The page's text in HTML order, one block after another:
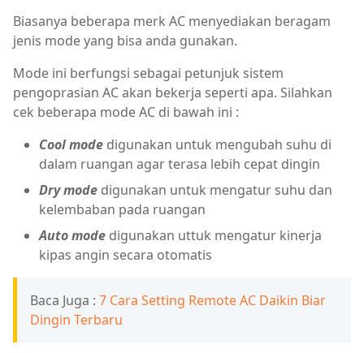
Biasanya beberapa merk AC menyediakan beragam
jenis mode yang bisa anda gunakan.
Mode ini berfungsi sebagai petunjuk sistem
pengoprasian AC akan bekerja seperti apa. Silahkan
cek beberapa mode AC di bawah ini :
Cool mode digunakan untuk mengubah suhu di
dalam ruangan agar terasa lebih cepat dingin
Dry mode digunakan untuk mengatur suhu dan
kelembaban pada ruangan
Auto mode digunakan uttuk mengatur kinerja
kipas angin secara otomatis
Baca Juga : 7 Cara Setting Remote AC Daikin Biar
Dingin Terbaru